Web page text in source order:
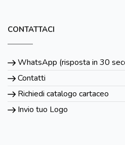
CONTATTACI
WhatsApp (risposta in 30
Contatti
Richiedi catalogo cartaceo
Invio tuo Logo